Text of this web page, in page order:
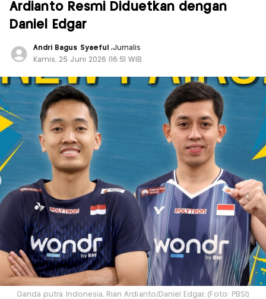
Ardianto Resmi Diduetkan dengan
Daniel Edgar
Andri Bagus Syaeful ,Jurnalis
Kamis, 25 Juni 2026 |16:51 WIB
Ganda putra Indonesia, Rian Ardianto/Daniel Edgar. (Foto: PBSI)